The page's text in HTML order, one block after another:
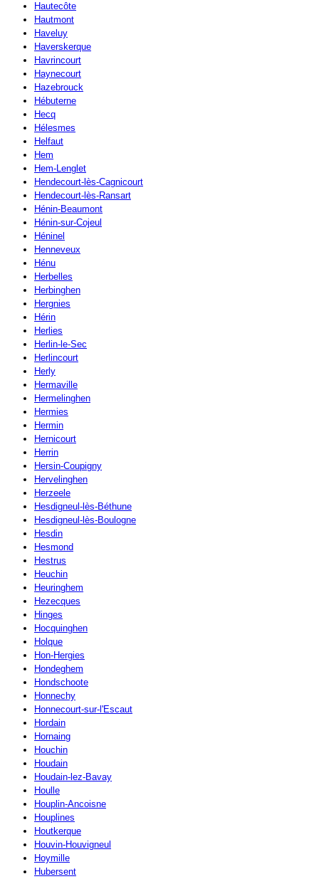
Hautecôte
Hautmont
Haveluy
Haverskerque
Havrincourt
Haynecourt
Hazebrouck
Hébuterne
Hecq
Hélesmes
Helfaut
Hem
Hem-Lenglet
Hendecourt-lès-Cagnicourt
Hendecourt-lès-Ransart
Hénin-Beaumont
Hénin-sur-Cojeul
Héninel
Henneveux
Hénu
Herbelles
Herbinghen
Hergnies
Hérin
Herlies
Herlin-le-Sec
Herlincourt
Herly
Hermaville
Hermelinghen
Hermies
Hermin
Hernicourt
Herrin
Hersin-Coupigny
Hervelinghen
Herzeele
Hesdigneul-lès-Béthune
Hesdigneul-lès-Boulogne
Hesdin
Hesmond
Hestrus
Heuchin
Heuringhem
Hezecques
Hinges
Hocquinghen
Holque
Hon-Hergies
Hondeghem
Hondschoote
Honnechy
Honnecourt-sur-l'Escaut
Hordain
Hornaing
Houchin
Houdain
Houdain-lez-Bavay
Houlle
Houplin-Ancoisne
Houplines
Houtkerque
Houvin-Houvigneul
Hoymille
Hubersent